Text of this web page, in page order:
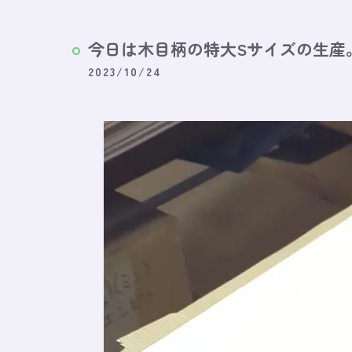
今日は木目柄の特大Sサイズの生産
2023/10/24